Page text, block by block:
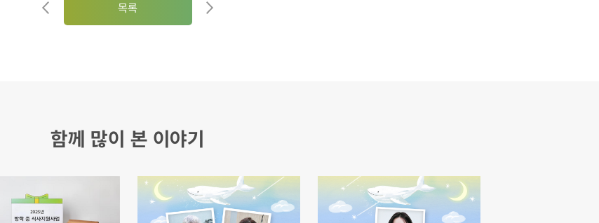
목록
함께 많이 본 이야기